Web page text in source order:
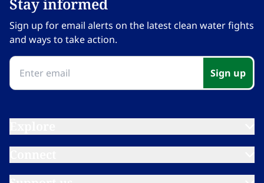
Sign up for email alerts on the latest clean water fights
and ways to take action.​​​​‌ ‍ ​‍​‍‌‍ ‌ ​‍‌‍‍‌‌‍‌ ‌‍‍‌‌‍ ‍​‍​‍​ ‍‍​‍​‍‌ ​ ‌‍​‌‌‍ ‍‌‍‍‌‌ ‌​‌ ‍‌​‍ ‍‌‍‍‌‌‍ ​‍​‍​‍ ​​‍​‍‌‍‍​‌ ​‍‌‍‌‌‌‍‌‍​‍​‍​ ‍‍​‍​‍‌‍‍​‌ ‌​‌ ‌​‌ ​​‌ ​ ​ ‍‍​‍ ​‍ ‌‍​ ‌‍ ‌‌ ​ ​‍ ‍‌‍ ‌‌‍​‌‌‍‍‌‌‍ ‍​‍ ‍​ ​‍​ ​​​ ​‍​ ‌​‌ ​‍‌‍‌‌‌‍‌​‌‍‌‌‌ ​ ‌‍‍‌‌‍‌ ‌‍ ‍​‍ ‍‌ ​‍‌‍‍‌‌ ‌‍‌‍‌‌‌ ​‍‌‍‍ ‌‍‌‌‌‍‌‌‌ ​​‌‍‌‌‌ ​‍​‍ ‍‌‍ ‌ ​‍‌‍‌ ​‍ ‌‍‍‌‌‍ ‍‌ ‌​‌‍‌‌‌‍ ‍‌ ‌​​‍ ‌‍‌‌‌‍‌​‌‍‍‌‌ ‌​​‍ ‌‍ ‌‌‍ ‌‍‌​‌‍‌‌​ ‌‌ ​​‌ ​‍‌‍‌‌‌ ​ ‌‍‌‌‌‍ ‍‌ ‌​‌‍​‌‌ ‌​‌‍‍‌‌‍ ‌‍ ‍​ ‍ ‌‍‍‌‌‍‌​​ ‌‌‍‌‍‌‍ ‌‍ ‌ ‌​‌‍‌‌‌ ​‍​ ‍ ‌ ‌​‌ ‍‌‌ ​​‌‍‌‌​ ‌‌‍‌‍‌‍ ‌‍ ‌ ‌​‌‍‌‌‌ ​‍​ ‍ ‌ ​​‌‍​‌‌ ‌​‌‍‍​​ ‌‌‍ ‍‌‍‌‌‌ ‌ ‌ ​ ‌‍ ​‌‍‌‌‌ ‌​‌ ‌​‌‍‌‌‌ ​‍​‍ ‍‌‍‌​‌‍‌‌‌ ​ ‌‍​ ‌ ​‍‌‍‍‌‌ ​​‌ ‌​‌‍‍‌‌‍ ‌‍ ‍​ ‌‍​‍‌‍​‌‌ ​ ‌‍‌‌‌‌‌‌‌ ​‍‌‍ ​​ ‌‌‍‍​‌ ‌​‌ ‌​‌ ​​‌ ​ ​‍‌‌​ ​ ‌​​‌​‍‌‌​ ​‍‌​‌‍​‍‌‌​ ​‍‌​‌‍‌‍​ ‌‍ ‌‌ ​ ​‍ ‍‌‍ ‌‌‍​‌‌‍‍‌‌‍ ‍​‍ ‍​ ​‍​ ​​​ ​‍​ ‌​‌ ​‍‌‍‌‌‌‍‌​‌‍‌‌‌ ​ ‌‍‍‌‌‍‌ ‌‍ ‍​‍ ‍‌ ​‍‌‍‍‌‌ ‌‍‌‍‌‌‌ ​‍‌‍‍ ‌‍‌‌‌‍‌‌‌ ​​‌‍‌‌‌ ​‍​‍ ‍‌‍ ‌ ​‍‌‍‌ ​‍‌‍‌‍‍‌‌‍‌​​ ‌‌‍‌‍‌‍ ‌‍ ‌ ‌​‌‍‌‌‌ ​‍​‍‌‍‌ ‌​‌ ‍‌‌ ​​‌‍‌‌​ ‌‌‍‌‍‌‍ ‌‍ ‌ ‌​‌‍‌‌‌ ​‍​‍‌‍‌ ​​‌‍​‌‌ ‌​‌‍‍​​ ‌‌‍ ‍‌‍‌‌‌ ‌ ‌ ​ ‌‍ ​‌‍‌‌‌ ‌​‌ ‌​‌‍‌‌‌ ​‍​‍ ‍‌‍‌​‌‍‌‌‌ ​ ‌‍​ ‌ ​‍‌‍‍‌‌ ​​‌ ‌​‌‍‍‌‌‍ ‌‍ ‍​‍‌‍‌ ​​‌‍‌‌‌ ​‍‌ ​ ‌ ​​‌‍‌‌‌‍​ ‌ ‌​‌‍‍‌‌ ‌‍‌‍‌‌​ ‌‌ ​​‌ ‌‌‌‍​‍‌‍ ​‌‍‍‌‌ ​ ‌‍‍​‌‍‌‌‌‍‌​​‍​‍‌ ‌
Sign up​​​​‌ ‍ ​‍​‍‌‍ ‌ ​‍‌‍‍‌‌‍‌ ‌‍‍‌‌‍ ‍​‍​‍​ ‍‍​‍​‍‌ ​ ‌‍​‌‌‍ ‍‌‍‍‌‌ ‌​‌ ‍‌​‍ ‍‌‍‍‌‌‍ ​‍​‍​‍ ​​‍​‍‌‍‍​‌ ​‍‌‍‌‌‌‍‌‍​‍​‍​ ‍‍​‍​‍‌‍‍​‌ ‌​‌ ‌​‌ ​​‌ ​ ​ ‍‍​‍ ​‍ ‌‍​ ‌‍ ‌‌ ​ ​‍ ‍‌‍ ‌‌‍​‌‌‍‍‌‌‍ ‍​‍ ‍​ ​‍​ ​​​ ​‍​ ‌​‌ ​‍‌‍‌‌‌‍‌​‌‍‌‌‌ ​ ‌‍‍‌‌‍‌ ‌‍ ‍​‍ ‍‌ ​‍‌‍‍‌‌ ‌‍‌‍‌‌‌ ​‍‌‍‍ ‌‍‌‌‌‍‌‌‌ ​​‌‍‌‌‌ ​‍​‍ ‍‌‍ ‌ ​‍‌‍‌ ​‍ ‌‍‍‌‌‍ ‍‌ ‌​‌‍‌‌‌‍ ‍‌ ‌​​‍ ‌‍‌‌‌‍‌​‌‍‍‌‌ ‌​​‍ ‌‍ ‌‌‍ ‌‍‌​‌‍‌‌​ ‌‌ ​​‌ ​‍‌‍‌‌‌ ​ ‌‍‌‌‌‍ ‍‌ ‌​‌‍​‌‌ ‌​‌‍‍‌‌‍ ‌‍ ‍​ ‍ ‌‍‍‌‌‍‌​​ ‌‌‍‌‍‌‍ ‌‍ ‌ ‌​‌‍‌‌‌ ​‍​ ‍ ‌ ‌​‌ ‍‌‌ ​​‌‍‌‌​ ‌‌‍‌‍‌‍ ‌‍ ‌ ‌​‌‍‌‌‌ ​‍​ ‍ ‌ ​​‌‍​‌‌ ‌​‌‍‍​​ ‌‌‍ ‍‌‍‌‌‌ ‌ ‌ ​ ‌‍ ​‌‍‌‌‌ ‌​‌ ‌​‌‍‌‌‌ ​‍​‍ ‍‌‍​‍‌ ‌‌‌ ‌​‌ ‌​‌‍ ‌‍ ‍‌​ ​‌‍​‌‌‍​‍‌‍‌‌‌‍ ​​ ‌‍​‍‌‍​‌‌ ​ ‌‍‌‌‌‌‌‌‌ ​‍‌‍ ​​ ‌‌‍‍​‌ ‌​‌ ‌​‌ ​​‌ ​ ​‍‌‌​ ​ ‌​​‌​‍‌‌​ ​‍‌​‌‍​‍‌‌​ ​‍‌​‌‍‌‍​ ‌‍ ‌‌ ​ ​‍ ‍‌‍ ‌‌‍​‌‌‍‍‌‌‍ ‍​‍ ‍​ ​‍​ ​​​ ​‍​ ‌​‌ ​‍‌‍‌‌‌‍‌​‌‍‌‌‌ ​ ‌‍‍‌‌‍‌ ‌‍ ‍​‍ ‍‌ ​‍‌‍‍‌‌ ‌‍‌‍‌‌‌ ​‍‌‍‍ ‌‍‌‌‌‍‌‌‌ ​​‌‍‌‌‌ ​‍​‍ ‍‌‍ ‌ ​‍‌‍‌ ​‍‌‍‌‍‍‌‌‍‌​​ ‌‌‍‌‍‌‍ ‌‍ ‌ ‌​‌‍‌‌‌ ​‍​‍‌‍‌ ‌​‌ ‍‌‌ ​​‌‍‌‌​ ‌‌‍‌‍‌‍ ‌‍ ‌ ‌​‌‍‌‌‌ ​‍​‍‌‍‌ ​​‌‍​‌‌ ‌​‌‍‍​​ ‌‌‍ ‍‌‍‌‌‌ ‌ ‌ ​ ‌‍ ​‌‍‌‌‌ ‌​‌ ‌​‌‍‌‌‌ ​‍​‍ ‍‌‍​‍‌ ‌‌‌ ‌​‌ ‌​‌‍ ‌‍ ‍‌​ ​‌‍​‌‌‍​‍‌‍‌‌‌‍ ​​‍‌‍‌ ​​‌‍‌‌‌ ​‍‌ ​ ‌ ​​‌‍‌‌‌‍​ ‌ ‌​‌‍‍‌‌ ‌‍‌‍‌‌​ ‌‌ ​​‌ ‌‌‌‍​‍‌‍ ​‌‍‍‌‌ ​ ‌‍‍​‌‍‌‌‌‍‌​​‍​‍‌ ‌